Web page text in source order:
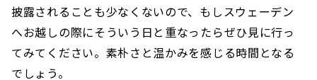
披露されることも少なくないので、もしスウェーデン
へお越しの際にそういう日と重なったらぜひ見に行っ
てみてください。素朴さと温かみを感じる時間となる
でしょう。